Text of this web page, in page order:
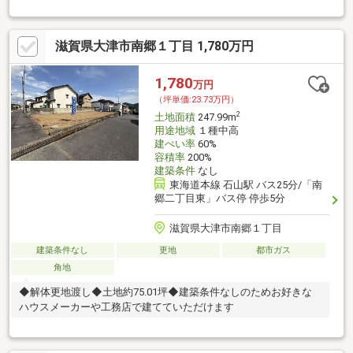
に便利！
滋賀県大津市南郷１丁目 1,780万円
1,780万円
（坪単価:23.73万円）
土地面積247.99m2
用途地域１種中高
建ぺい率60%
容積率200%
建築条件なし
東海道本線 石山駅 バス25分/「南
郷二丁目東」バス停 停歩5分
滋賀県大津市南郷１丁目
建築条件なし 更地
都市ガス
角地
◆解体更地渡し◆土地約75.01坪◆建築条件なしのためお好きな
ハウスメーカーや工務店で建てていただけます